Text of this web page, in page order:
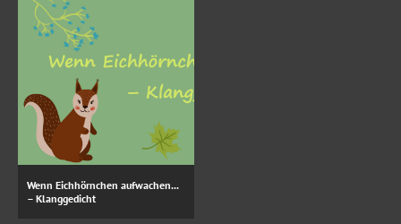
Wenn Eichhörnchen aufwachen...
– Klanggedicht